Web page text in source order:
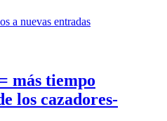
a nuevas entradas
más tiempo
los cazadores-